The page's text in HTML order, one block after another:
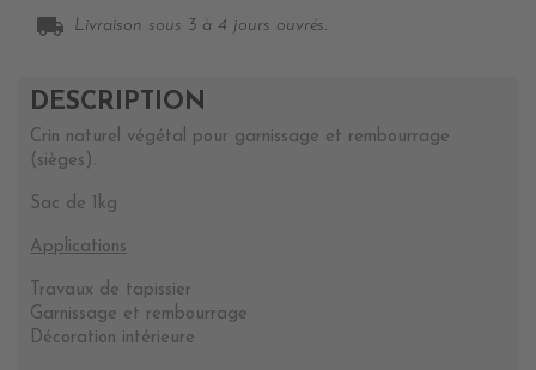
local_shipping Livraison sous 3 à 4 jours ouvrés.
DESCRIPTION
Crin naturel végétal pour garnissage et rembourrage
(sièges).
Sac de 1kg
Applications
Travaux de tapissier
Garnissage et rembourrage
Décoration intérieure